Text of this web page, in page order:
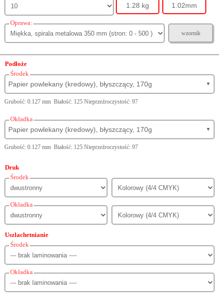
1.28 kg 1.02mm
Oprawa:
wzornik
Podłoże
Środek
Papier powlekany (kredowy), błyszczący, 170g ▼
Grubość: 0.127 mm Białość: 125 Nieprzeźroczystość: 97
Okładka
Papier powlekany (kredowy), błyszczący, 170g ▼
Grubość: 0.127 mm Białość: 125 Nieprzeźroczystość: 97
Druk
Środek
Okładka
Uszlachetnianie
Środek
Okładka